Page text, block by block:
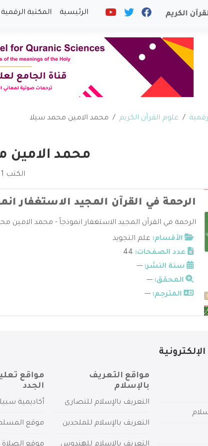
الرئيسية المكتبة الرقمية
علوم القرآن الكريم محمد الامين محمد سيلا
محمد الامين
الكتب 1
الرحمة في القرآن المجيد الاستغفار
الرحمة في القرآن المجيد الاستغفار انموذجاً - محمد الامين
الأقسام: علم التجويد
عدد الصفحات:
سنة النشر: ---
المحقق: ---
المترجم: ---
مواقع التعريف
بالإسلام
التعريف بالإسلام للنصارى
التعريف بالإسلام للملحدين
مواقع
الجدد
أكاديمية
موقع